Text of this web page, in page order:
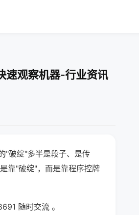
速观察机器-行业资讯
"破绽"多半是段子、是传
靠"破绽"，而是靠程序控牌
随时交流 。